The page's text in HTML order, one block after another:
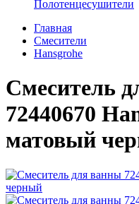
Полотенцесушители
Главная
Смесители
Hansgrohe
Смеситель
72440670
матовый